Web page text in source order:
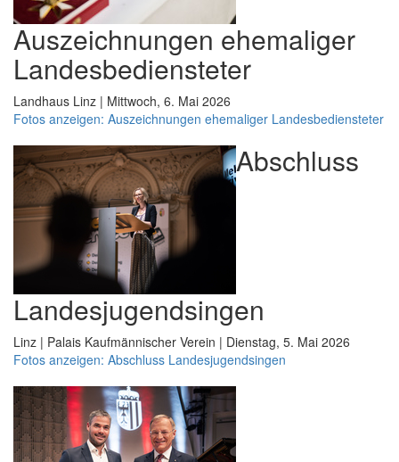
Auszeichnungen ehemaliger
Landesbediensteter
Landhaus Linz | Mittwoch, 6. Mai 2026
Fotos anzeigen: Auszeichnungen ehemaliger Landesbediensteter
Abschluss
Landesjugendsingen
Linz | Palais Kaufmännischer Verein | Dienstag, 5. Mai 2026
Fotos anzeigen: Abschluss Landesjugendsingen